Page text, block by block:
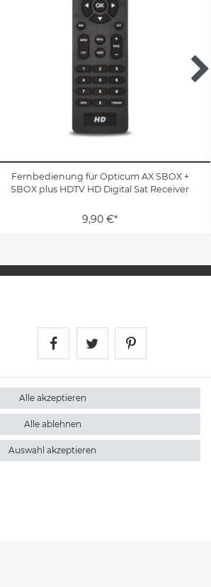
Fernbedienung für Opticum AX SBOX +
SBOX plus HDTV HD Digital Sat Receiver
9,90 €*
Alle akzeptieren
Alle ablehnen
Auswahl akzeptieren